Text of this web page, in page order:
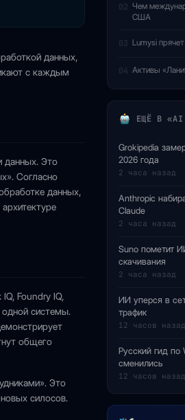
данных,
с каждым
данных. Это
Согласно
данных,
Foundry IQ,
одной системы.
общего
Это
силосов.
02 Чем
США
03 Lumysi
04 Активы
ЕЩЁ В «AI
Grokipedia
2026 года
2 часа назад
Anthropic
Claude
2 часа назад
Suno пометит
скачивания
2 часа назад
ИИ уперся в
трафик
12 часов назад
Русский гид
сменились
12 часов назад